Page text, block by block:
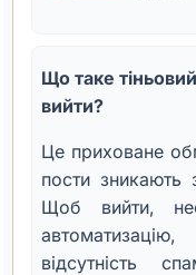
Що таке
вийти?
Це приховане
пости зникають
Щоб вийти,
відсутність